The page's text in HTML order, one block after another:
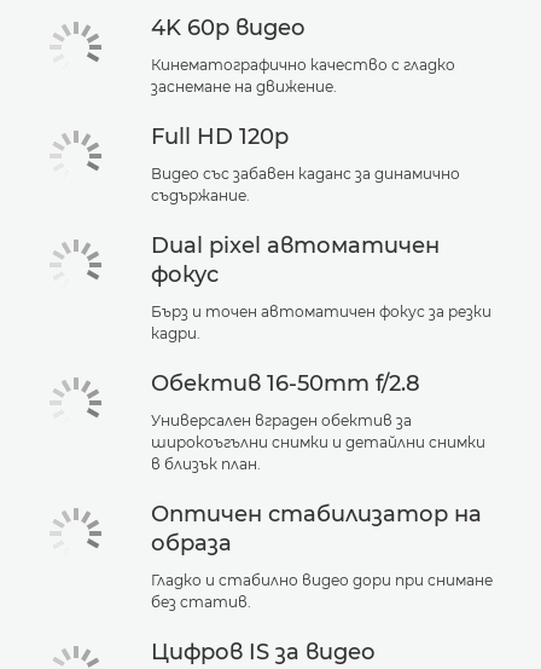
4K 60p видео
Кинематографично качество с гладко
заснемане на движение.
Full HD 120p
Видео със забавен каданс за динамично
съдържание.
Dual pixel автоматичен
фокус
Бърз и точен автоматичен фокус за резки
кадри.
Обектив 16-50mm f/2.8
Универсален вграден обектив за
широкоъгълни снимки и детайлни снимки
в близък план.
Оптичен стабилизатор на
образа
Гладко и стабилно видео дори при снимане
без статив.
Цифров IS за видео